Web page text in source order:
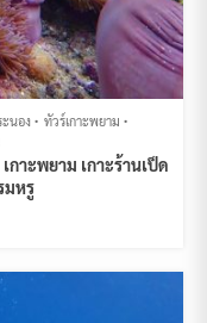
นอง
ทัวร์เกาะพยาม
กาะพยาม เกาะร้านเป็ด
มหรู